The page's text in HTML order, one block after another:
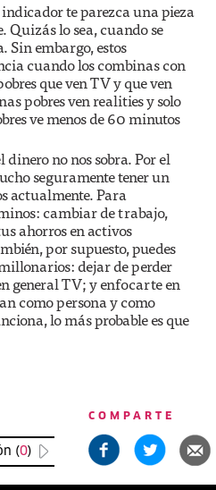
te parezca una pieza
lo sea, cuando se
embargo, estos
cuando los combinas con
que ven TV y que ven
pobres ven realities y solo
ve menos de 60 minutos
no nos sobra. Por el
seguramente tener un
actualmente. Para
cambiar de trabajo,
ahorros en activos
por supuesto, puedes
dejar de perder
general TV; y enfocarte en
como persona y como
lo más probable es que
(0)
COMPARTE